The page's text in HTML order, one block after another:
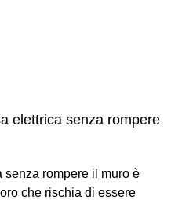
elettrica senza rompere
senza rompere il muro è
che rischia di essere